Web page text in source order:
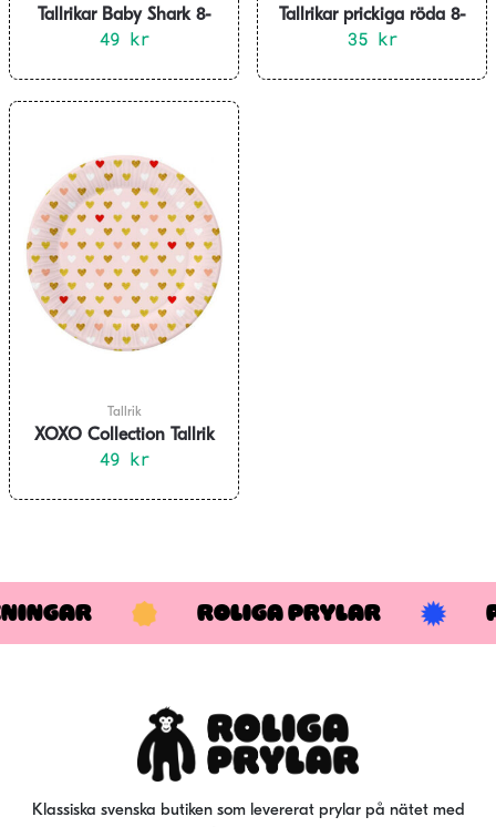
Tallrikar Baby Shark 8-
pack
49 kr
Tallrikar prickiga röda 8-
pack
35 kr
Tallrik
XOXO Collection Tallrik
Rosa 18 cm 6-pack
49 kr
ROLIGA PRYLAR
Klassiska svenska butiken som levererat prylar på nätet med